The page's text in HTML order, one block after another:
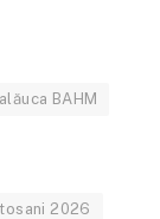
BAHM
2026